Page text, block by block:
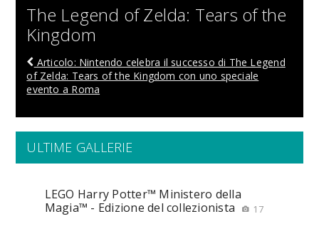
The Legend of Zelda: Tears of the
Kingdom
Articolo: Nintendo celebra il successo di The Legend
of Zelda: Tears of the Kingdom con uno speciale
evento a Roma
ULTIME GALLERIE
LEGO Harry Potter™ Ministero della
Magia™ - Edizione del collezionista
17